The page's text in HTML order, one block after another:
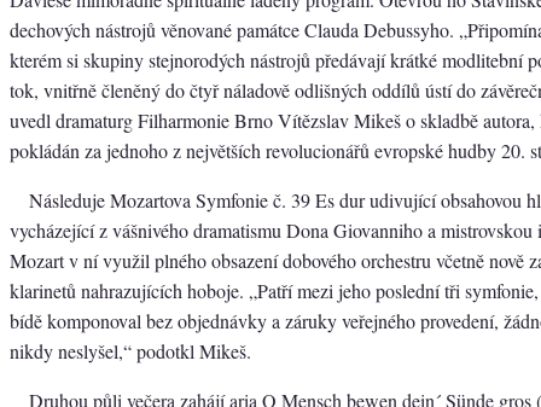
dechových nástrojů věnované památce Clauda Debussyho.
kterém si skupiny stejnorodých nástrojů předávají krátké modlitební
tok, vnitřně členěný do čtyř náladově odlišných oddílů ústí do
uvedl dramaturg Filharmonie Brno Vítězslav Mikeš o skladbě
pokládán za jednoho z největších revolucionářů evropské hudby 20.
Následuje Mozartova Symfonie č. 39 Es dur udivující obsahovou
vycházející z vášnivého dramatismu Dona Giovanniho a mistrovskou
Mozart v ní využil plného obsazení dobového orchestru včetně nově
klarinetů nahrazujících hoboje. „Patří mezi jeho poslední tři
bídě komponoval bez objednávky a záruky veřejného provedení,
nikdy neslyšel,“ podotkl Mikeš.
Druhou půli večera zahájí aria O Mensch bewen dein´ Sünde gros